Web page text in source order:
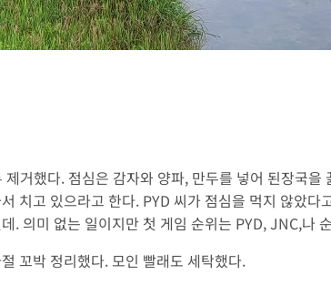
거했다. 점심은 감자와 양파, 만두를 넣어 된장국
치고 있으라고 한다. PYD 씨가 점심을 먹지 않았
. 의미 없는 일이지만 첫 게임 순위는 PYD, JNC,나
꼬박 정리했다. 모인 빨래도 세탁했다.